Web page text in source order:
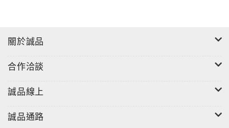
關於誠品
合作洽談
誠品線上
誠品通路